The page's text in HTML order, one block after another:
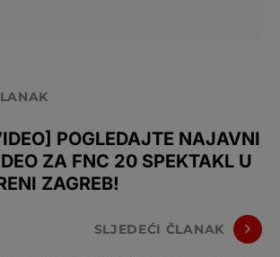
POGLEDAJTE NAJAVNI
ZA FNC 20 SPEKTAKL U
ZAGREB!
SLJEDEĆI ČLANAK